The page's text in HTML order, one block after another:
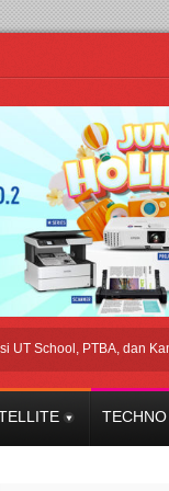
PTBA, dan Kamaju
TECHNO